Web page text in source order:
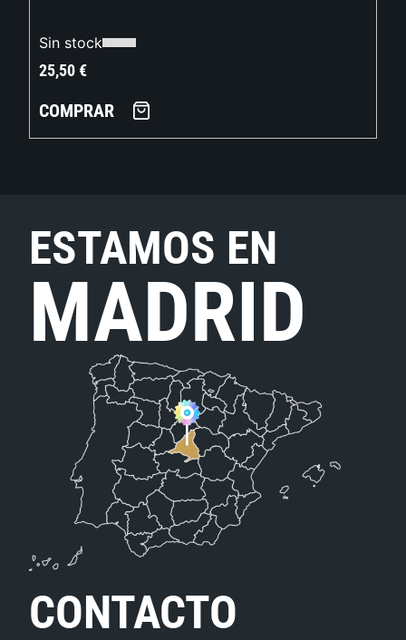
Sin stock
25,50€
COMPRAR
ESTAMOS EN
MADRID
CONTACTO